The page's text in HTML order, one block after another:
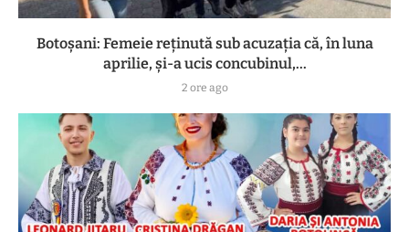
Botoşani: Femeie reţinută sub acuzaţia că, în luna
aprilie, şi-a ucis concubinul,...
2 ore ago